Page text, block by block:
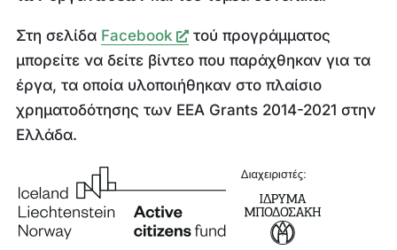
Στη σελίδα Facebook
τού προγράμματος
μπορείτε να δείτε βίντεο που παράχθηκαν για τα
έργα, τα οποία υλοποιήθηκαν στο πλαίσιο
χρηματοδότησης των EEA Grants 2014-2021 στην
Ελλάδα.